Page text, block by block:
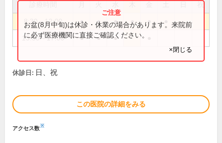
祝
8:30～12:00 ● ● ● ● ●
13:30～17:00 ● ● ●
お盆(8月中旬)は休診・休業の場合があります。来院前
に必ず医療機関に直接ご確認ください。
×閉じる
休診日: 日、祝
この医院の詳細をみる
アクセス数※